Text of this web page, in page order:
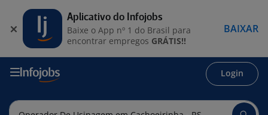
Login
Aplicativo do Infojobs
Baixe o App nº 1 do Brasil para
encontrar empregos GRÁTIS!!
BAIXAR